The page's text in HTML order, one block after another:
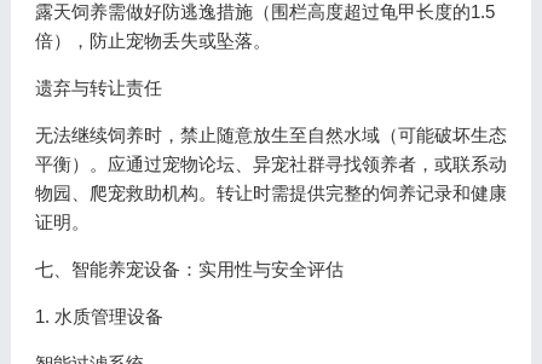
露天饲养需做好防逃逸措施（围栏高度超过龟甲长度的1.5
倍），防止宠物丢失或坠落。
遗弃与转让责任
无法继续饲养时，禁止随意放生至自然水域（可能破坏生态
平衡）。应通过宠物论坛、异宠社群寻找领养者，或联系动
物园、爬宠救助机构。转让时需提供完整的饲养记录和健康
证明。
七、智能养宠设备：实用性与安全评估
1. 水质管理设备